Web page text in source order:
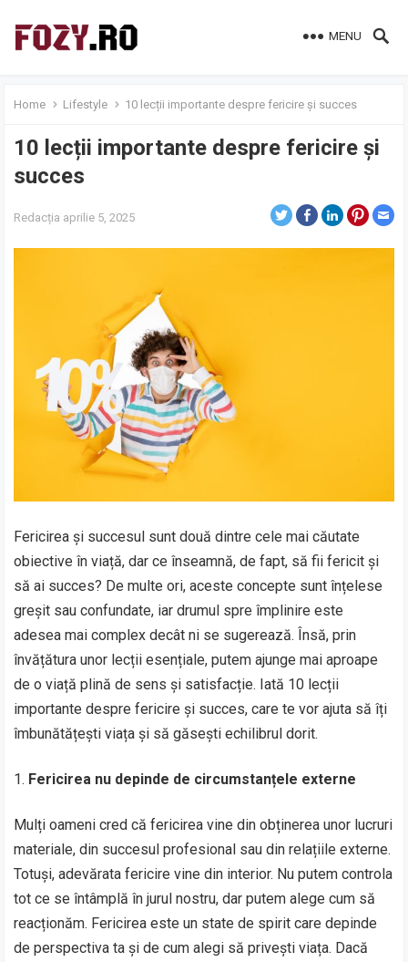
MENU
Home Lifestyle 10 lecții importante despre fericire și succes
10 lecții importante despre fericire și
succes
Redacția aprilie 5, 2025
Fericirea și succesul sunt două dintre cele mai căutate
obiective în viață, dar ce înseamnă, de fapt, să fii fericit și
să ai succes? De multe ori, aceste concepte sunt înțelese
greșit sau confundate, iar drumul spre împlinire este
adesea mai complex decât ni se sugerează. Însă, prin
învățătura unor lecții esențiale, putem ajunge mai aproape
de o viață plină de sens și satisfacție. Iată 10 lecții
importante despre fericire și succes, care te vor ajuta să îți
îmbunătățești viața și să găsești echilibrul dorit.
Fericirea nu depinde de circumstanțele externe
Mulți oameni cred că fericirea vine din obținerea unor lucruri
materiale, din succesul profesional sau din relațiile externe.
Totuși, adevărata fericire vine din interior. Nu putem controla
tot ce se întâmplă în jurul nostru, dar putem alege cum să
reacționăm. Fericirea este un state de spirit care depinde
de perspectiva ta și de cum alegi să privești viața. Dacă